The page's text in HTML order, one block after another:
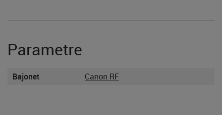
Parametre
Bajonet Canon RF